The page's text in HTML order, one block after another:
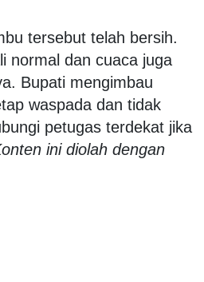
tersebut telah bersih.
normal dan cuaca juga
Bupati mengimbau
waspada dan tidak
petugas terdekat jika
ini diolah dengan